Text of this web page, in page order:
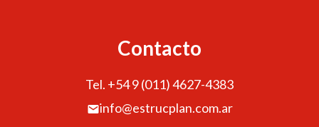
Contacto
Tel. +54 9 (011) 4627-4383
info@estrucplan.com.ar